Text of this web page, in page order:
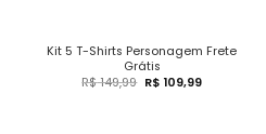
Kit 5 T-Shirts Personagem Frete
Grátis
R$149,99 R$ 109,99